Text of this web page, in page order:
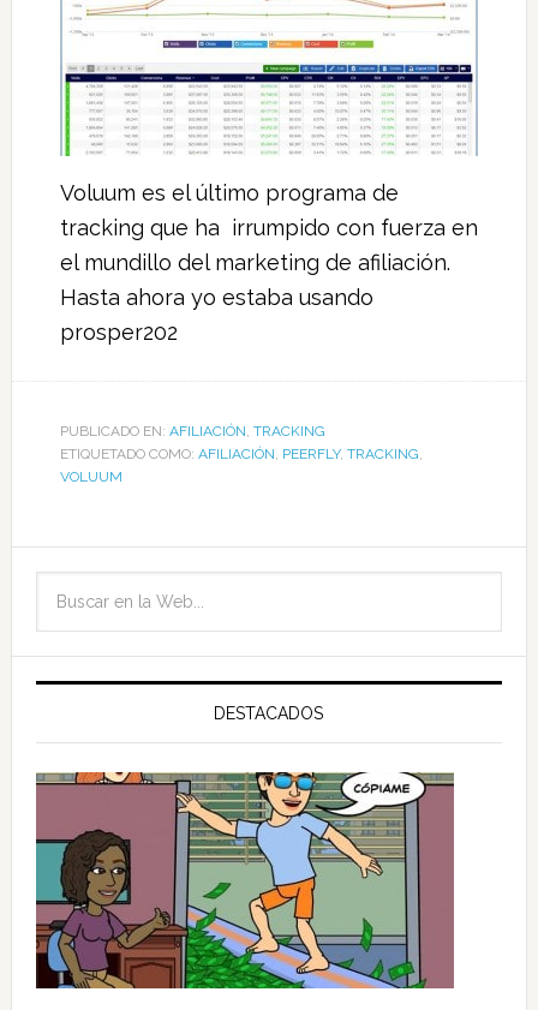
Voluum es el último programa de
tracking que ha irrumpido con fuerza en
el mundillo del marketing de afiliación.
Hasta ahora yo estaba usando
prosper202
PUBLICADO EN: AFILIACIÓN, TRACKING
ETIQUETADO COMO: AFILIACIÓN, PEERFLY, TRACKING,
VOLUUM
DESTACADOS